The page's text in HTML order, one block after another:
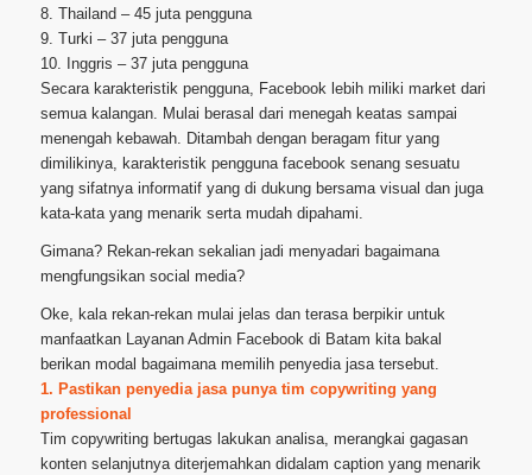
8. Thailand – 45 juta pengguna
9. Turki – 37 juta pengguna
10. Inggris – 37 juta pengguna
Secara karakteristik pengguna, Facebook lebih miliki market dari
semua kalangan. Mulai berasal dari menegah keatas sampai
menengah kebawah. Ditambah dengan beragam fitur yang
dimilikinya, karakteristik pengguna facebook senang sesuatu
yang sifatnya informatif yang di dukung bersama visual dan juga
kata-kata yang menarik serta mudah dipahami.
Gimana? Rekan-rekan sekalian jadi menyadari bagaimana
mengfungsikan social media?
Oke, kala rekan-rekan mulai jelas dan terasa berpikir untuk
manfaatkan Layanan Admin Facebook di Batam kita bakal
berikan modal bagaimana memilih penyedia jasa tersebut.
1. Pastikan penyedia jasa punya tim copywriting yang
professional
Tim copywriting bertugas lakukan analisa, merangkai gagasan
konten selanjutnya diterjemahkan didalam caption yang menarik